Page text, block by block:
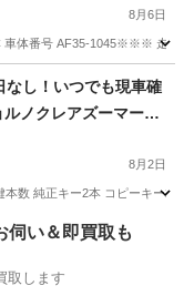
8月6日
体番号 AF35-1045※※※ 走行
し！いつでも現車確
ノクレアズーマー仕
スト！ バッテリー
8月2日
本数 純正キー2本 コピーキ
伺い＆即買取も
取します